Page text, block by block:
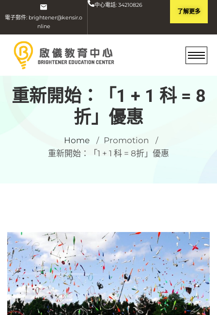
電子郵件: brightener@kensir.o
nline
中心電話: 34210826
了解更多
重新開始：「1 + 1 科 = 8
折」優惠
Home / Promotion /
重新開始：「1 + 1 科 = 8折」優惠